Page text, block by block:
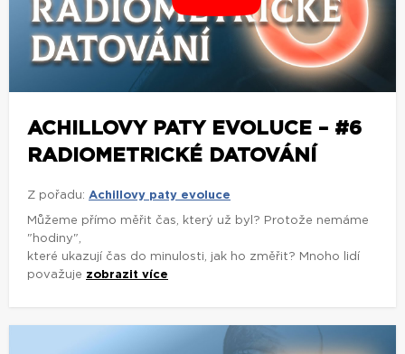
ACHILLOVY PATY EVOLUCE – #6
RADIOMETRICKÉ DATOVÁNÍ
Z pořadu: Achillovy paty evoluce
Můžeme přímo měřit čas, který už byl? Protože nemáme
"hodiny",
které ukazují čas do minulosti, jak ho změřit? Mnoho lidí
považuje zobrazit více